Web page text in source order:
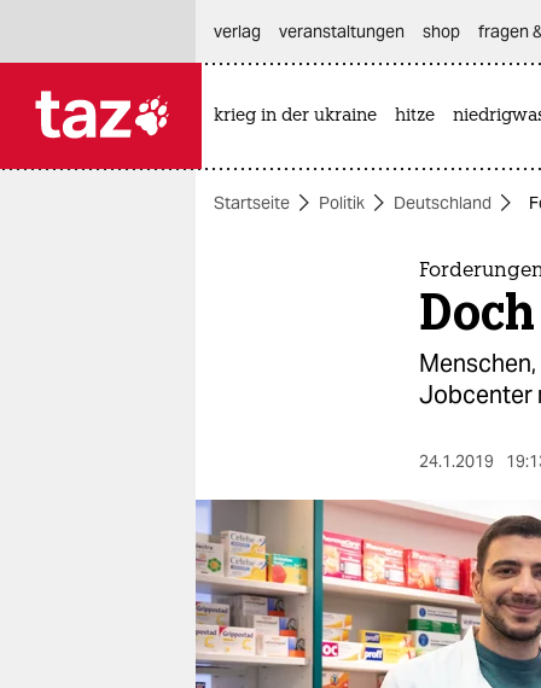
themen
berlin
nord
wahrheit
verlag
veranstaltungen shop fragen
krieg in der ukraine hitze
Startseite Politik Deutschland
Jobcenter
24.1.2019